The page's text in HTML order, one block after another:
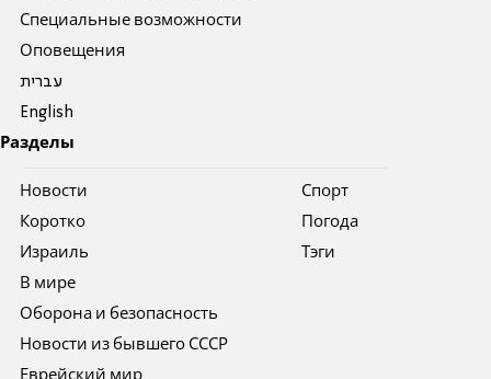
Специальные возможности
Оповещения
עברית
English
Разделы
Новости
Коротко
Израиль
В мире
Оборона и безопасность
Новости из бывшего СССР
Спорт
Погода
Тэги